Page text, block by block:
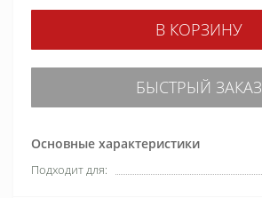
Основные характеристики
Подходит для:
В КОРЗИНУ
БЫСТРЫЙ ЗАКАЗ